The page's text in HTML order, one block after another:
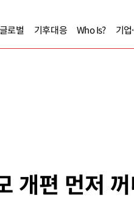
글로벌 기후대응 Who Is? 기업
개편 먼저